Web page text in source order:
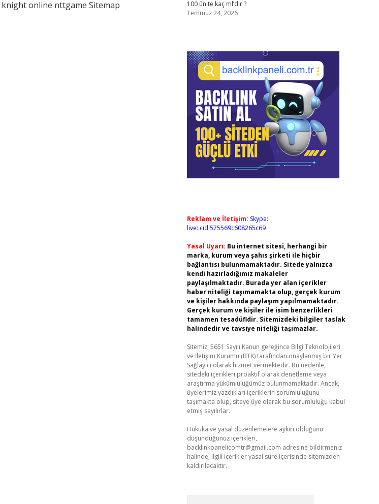
knight online nttgame Sitemap
100 ünite kaç ml’dir ?
Temmuz 24, 2026
Reklam ve İletişim: Skype:
live:.cid.575569c608265c69
Yasal Uyarı: Bu internet sitesi, herhangi bir
marka, kurum veya şahıs şirketi ile hiçbir
bağlantısı bulunmamaktadır. Sitede yalnızca
kendi hazırladığımız makaleler
paylaşılmaktadır. Burada yer alan içerikler
haber niteliği taşımamakta olup, gerçek kurum
ve kişiler hakkında paylaşım yapılmamaktadır.
Gerçek kurum ve kişiler ile isim benzerlikleri
tamamen tesadüfidir. Sitemizdeki bilgiler taslak
halindedir ve tavsiye niteliği taşımazlar.
Sitemiz, 5651 Sayılı Kanun gereğince Bilgi Teknolojileri
ve İletişim Kurumu (BTK) tarafından onaylanmış bir Yer
Sağlayıcı olarak hizmet vermektedir. Bu nedenle,
sitedeki içerikleri proaktif olarak denetleme veya
araştırma yükümlülüğümüz bulunmamaktadır. Ancak,
üyelerimiz yazdıkları içeriklerin sorumluluğunu
taşımakta olup, siteye üye olarak bu sorumluluğu kabul
etmiş sayılırlar.
Hukuka ve yasal düzenlemelere aykırı olduğunu
düşündüğünüz içerikleri,
backlinkpanelicomtr@gmail.com adresine bildirmeniz
halinde, ilgili içerikler yasal süre içerisinde sitemizden
kaldırılacaktır.